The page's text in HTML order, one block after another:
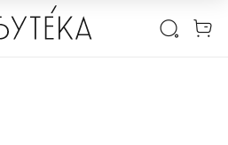
1 / 3